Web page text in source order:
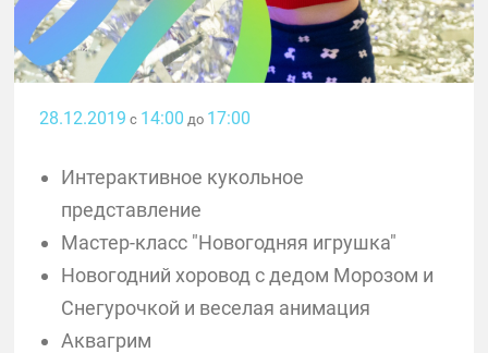
28.12.2019 с 14:00 до 17:00
Интерактивное кукольное
представление
Мастер-класс "Новогодняя игрушка"
Новогодний хоровод с дедом Морозом и
Снегурочкой и веселая анимация
Аквагрим